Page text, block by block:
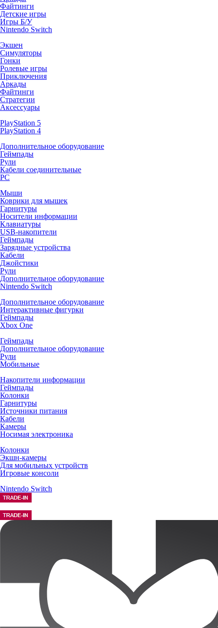
Файтинги
Детские игры
Игры Б/У
Nintendo Switch
Экшен
Симуляторы
Гонки
Ролевые игры
Приключения
Аркады
Файтинги
Стратегии
Аксессуары
PlayStation 5
PlayStation 4
Дополнительное оборудование
Геймпады
Рули
Кабели соединительные
PC
Мыши
Коврики для мышек
Гарнитуры
Носители информации
Клавиатуры
USB-накопители
Геймпады
Зарядные устройства
Кабели
Джойстики
Рули
Дополнительное оборудование
Nintendo Switch
Дополнительное оборудование
Интерактивные фигурки
Геймпады
Xbox One
Геймпады
Дополнительное оборудование
Рули
Мобильные
Накопители информации
Геймпады
Колонки
Гарнитуры
Источники питания
Кабели
Камеры
Носимая электроника
Колонки
Экшн-камеры
Для мобильных устройств
Игровые консоли
Nintendo Switch